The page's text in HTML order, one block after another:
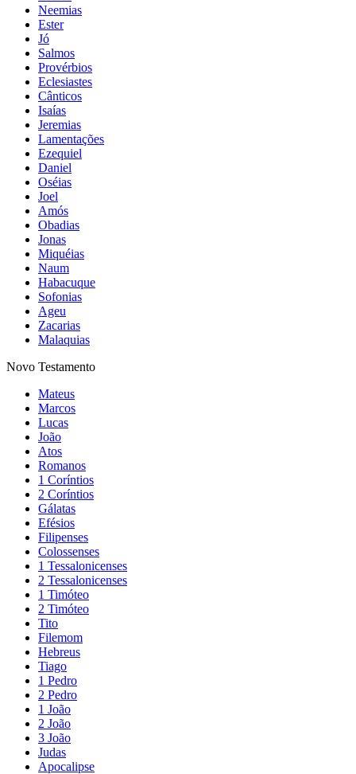
Neemias
Ester
Jó
Salmos
Provérbios
Eclesiastes
Cânticos
Isaías
Jeremias
Lamentações
Ezequiel
Daniel
Oséias
Joel
Amós
Obadias
Jonas
Miquéias
Naum
Habacuque
Sofonias
Ageu
Zacarias
Malaquias
Novo Testamento
Mateus
Marcos
Lucas
João
Atos
Romanos
1 Coríntios
2 Coríntios
Gálatas
Efésios
Filipenses
Colossenses
1 Tessalonicenses
2 Tessalonicenses
1 Timóteo
2 Timóteo
Tito
Filemom
Hebreus
Tiago
1 Pedro
2 Pedro
1 João
2 João
3 João
Judas
Apocalipse